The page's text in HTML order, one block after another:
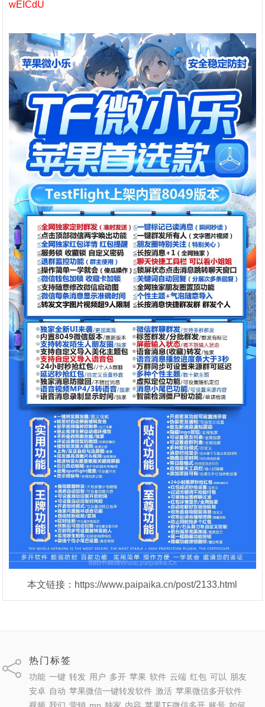
wEICdU
本文链接：https://www.paipaika.cn/post/2133.html
热门标签
功能 一键 转发 用户 多开 苹果 软件 云端 红包 可以 朋友
安卓 自动 苹果微信一键转发软件 激活 苹果微信多开软件